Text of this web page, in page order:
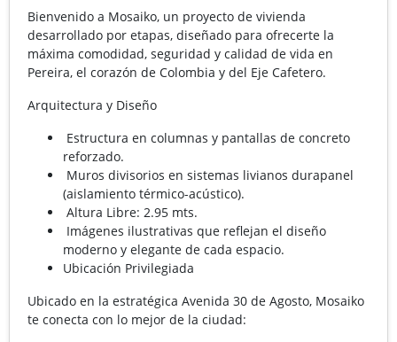
Bienvenido a Mosaiko, un proyecto de vivienda
desarrollado por etapas, diseñado para ofrecerte la
máxima comodidad, seguridad y calidad de vida en
Pereira, el corazón de Colombia y del Eje Cafetero.
Arquitectura y Diseño
Estructura en columnas y pantallas de concreto
reforzado.
Muros divisorios en sistemas livianos durapanel
(aislamiento térmico-acústico).
Altura Libre: 2.95 mts.
Imágenes ilustrativas que reflejan el diseño
moderno y elegante de cada espacio.
Ubicación Privilegiada
Ubicado en la estratégica Avenida 30 de Agosto, Mosaiko
te conecta con lo mejor de la ciudad: